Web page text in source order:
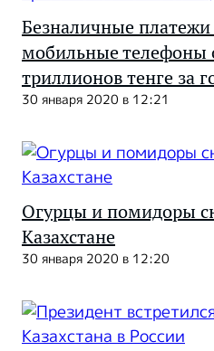
Безналичные платежи
мобильные телефоны
триллионов тенге за
30 января 2020 в 12:21
Огурцы и помидоры
Казахстане
30 января 2020 в 12:20